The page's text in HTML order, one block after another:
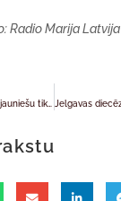
Radio Marija Latvija